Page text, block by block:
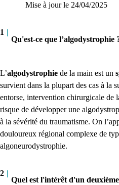
Mise à jour le 24/04/2025
1 |
Qu'est-ce que l’algodystrophie
L’algodystrophie de la main est un
survient dans la plupart des cas à la
entorse, intervention chirurgicale
risque de développer une
à la sévérité du traumatisme. On
douloureux régional complexe de
algoneurodystrophie.
2 |
Quel est l'intérêt d'un